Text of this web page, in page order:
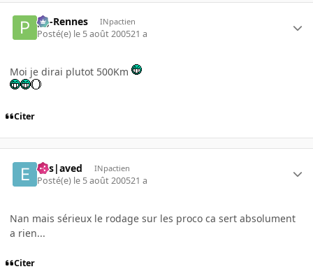
pg-Rennes INpactien
Posté(e) le 5 août 200521 a
Moi je dirai plutot 500Km
Citer
Ens|aved INpactien
Posté(e) le 5 août 200521 a
Nan mais sérieux le rodage sur les proco ca sert absolument
a rien...
Citer